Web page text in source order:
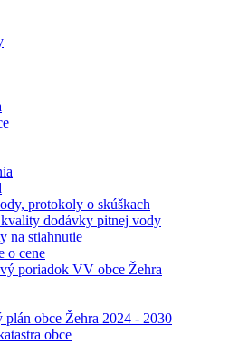
protokoly o skúškach
kvality dodávky pitnej vody
na stiahnutie
o cene
poriadok VV obce Žehra
obce Žehra 2024 - 2030
obce